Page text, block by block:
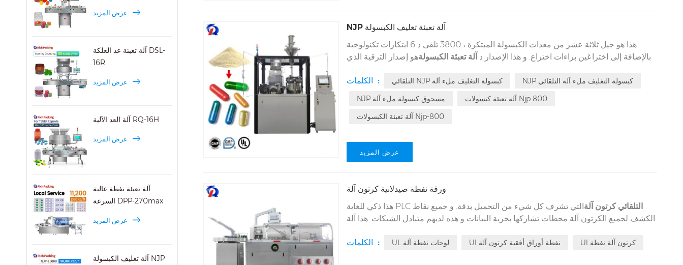
عرض المزيد
آلة تعبئة عد العلكة DSL-
16R
عرض المزيد
آلة العد الآلية RQ-16H
عرض المزيد
آلة تعبئة نفطة عالية
السرعة DPP-270max
عرض المزيد
آلة تغليف الكبسولة NJP
NJP آلة تعبئة تغليف الكبسولة
هذا هو جيل ثلاثة عشر من معدات الكبسولة المبتكرة ، 3800 تلقى د 6 ابتكارات تكنولوجية
بالإضافة إلى اختراعَين براءات اختراع. و هذا الإصدار د آلة تعبئة الكبسولةهو إصدار الترقية الذي
الكلمات : التلقائي NJP كبسولة التغليف ملء آلة
NJP كبسولة التغليف ملء آلة التلقائي
NJP مسحوق كبسولة ملء آلة
آلة تعبئة كبسولات Njp 800
آلة تعبئة الكبسولات Njp-800
عرض المزيد
ورقة نفطة صيدلانية كرتون آلة
هذا ذكي للغاية PLC
التلقائي كرتون آلةالتي تشرف كل شيء من التحميل بدقة. و جميع نقاط
الكشف لجميع الكرتون آلة محطات تشاركها بحرية البيانات و هذه لديهم متبادل الشيكات. هذا آلة
واحدة وسيتم تشغيلها تلقائيا في وقت واحد لا يوجد شيء مفقود.
الكلمات : UL لوحات نفطة آلة Ul نفطة أوراق أفقية كرتون آلة Ul كرتون آلة نفطة